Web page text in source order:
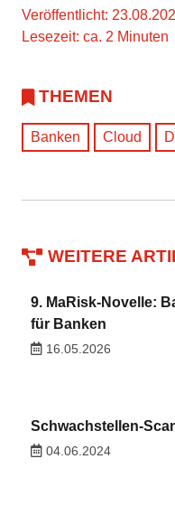
Veröffentlicht:
Lesezeit: ca. 2 Minuten
THEMEN
Banken Cloud
WEITERE
9. MaRisk-Novelle:
für Banken
16.05.2026
Schwachstellen-
04.06.2024